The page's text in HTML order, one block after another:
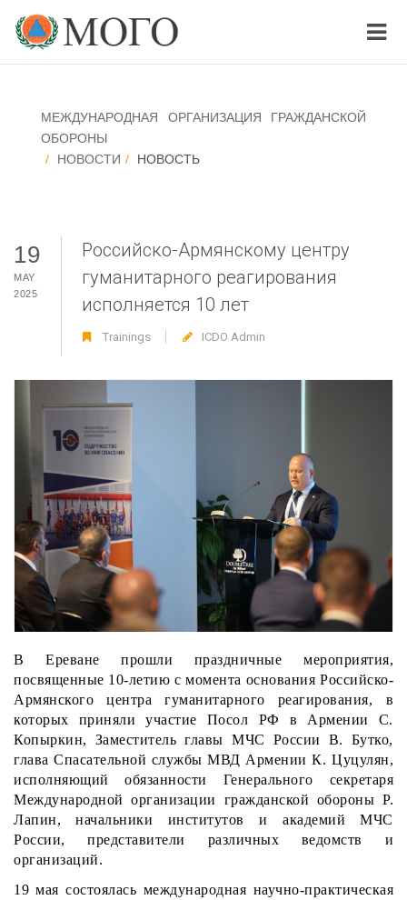
МЕЖДУНАРОДНАЯ ОРГАНИЗАЦИЯ ГРАЖДАНСКОЙ
ОБОРОНЫ
НОВОСТИ
НОВОСТЬ
19
MAY
2025
Российско-Армянскому центру
гуманитарного реагирования
исполняется 10 лет
Trainings ICDO Admin
В Ереване прошли праздничные мероприятия,
посвященные 10-летию с момента основания Российско-
Армянского центра гуманитарного реагирования, в
которых приняли участие Посол РФ в Армении С.
Копыркин, Заместитель главы МЧС России В. Бутко,
глава Спасательной службы МВД Армении К. Цуцулян,
исполняющий обязанности Генерального секретаря
Международной организации гражданской обороны Р.
Лапин, начальники институтов и академий МЧС
России, представители различных ведомств и
организаций.
19 мая состоялась международная научно-практическая